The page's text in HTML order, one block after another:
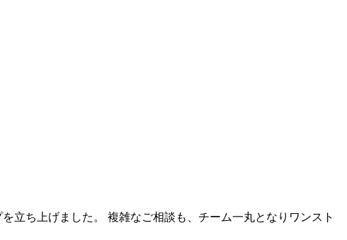
立ち上げました。 複雑なご相談も、チーム一丸となりワンスト